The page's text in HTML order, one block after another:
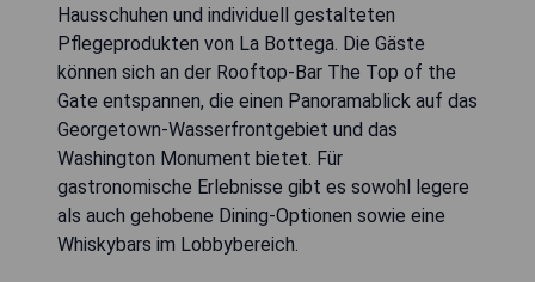
Hausschuhen und individuell gestalteten
Pflegeprodukten von La Bottega. Die Gäste
können sich an der Rooftop-Bar The Top of the
Gate entspannen, die einen Panoramablick auf das
Georgetown-Wasserfrontgebiet und das
Washington Monument bietet. Für
gastronomische Erlebnisse gibt es sowohl legere
als auch gehobene Dining-Optionen sowie eine
Whiskybars im Lobbybereich.